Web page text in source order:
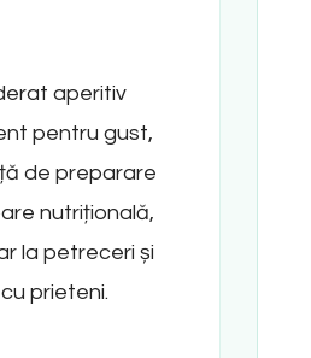
aperitiv
pentru gust,
de preparare
nutrițională,
la petreceri și
prieteni.